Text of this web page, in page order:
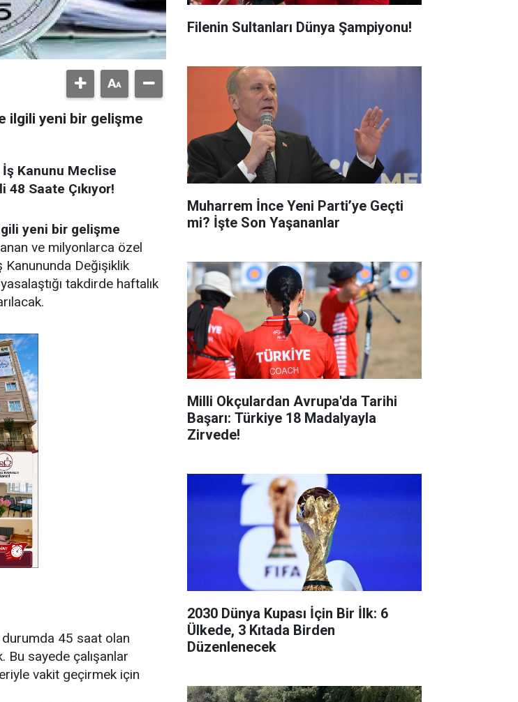
ilgili yeni bir gelişme
Kanunu Meclise
Saate Çıkıyor!
yeni bir gelişme
ve milyonlarca özel
Kanununda Değişiklik
takdirde haftalık
45 saat olan
Bu sayede çalışanlar
vakit geçirmek için
Filenin Sultanları Dünya Şampiyonu!
Muharrem İnce Yeni Parti’ye Geçti
mi? İşte Son Yaşananlar
Milli Okçulardan Avrupa'da Tarihi
Başarı: Türkiye 18 Madalyayla
Zirvede!
2030 Dünya Kupası İçin Bir İlk: 6
Ülkede, 3 Kıtada Birden
Düzenlenecek